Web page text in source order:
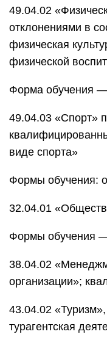
49.04.02
отклонениями в
физическая
физической
Форма обучения
49.04.03 «Спорт»
виде спорта»
Формы обучения:
32.04.01
Формы обучения
38.04.02
организации»;
43.04.02
турагентская